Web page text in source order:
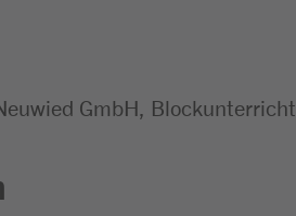
GmbH, Blockunterricht